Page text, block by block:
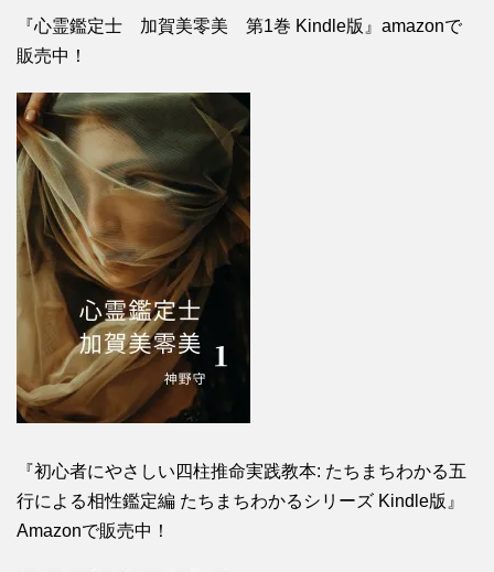
『心霊鑑定士 加賀美零美 第1巻 Kindle版』amazonで
販売中！
『初心者にやさしい四柱推命実践教本: たちまちわかる五
行による相性鑑定編 たちまちわかるシリーズ Kindle版』
Amazonで販売中！